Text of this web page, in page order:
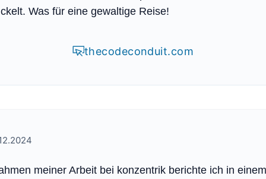
Was für eine gewaltige Reise!
thecodeconduit.com
meiner Arbeit bei konzentrik berichte ich in einem